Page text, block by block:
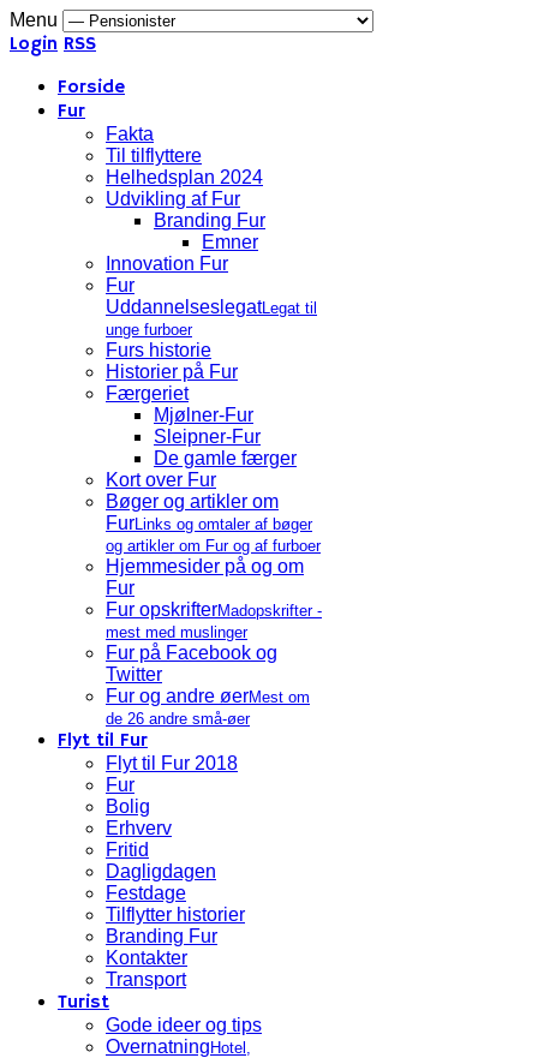
Menu
Login RSS
Forside
Fur
Fakta
Til tilflyttere
Helhedsplan 2024
Udvikling af Fur
Branding Fur
Emner
Innovation Fur
Fur
UddannelseslegatLegat til
unge furboer
Furs historie
Historier på Fur
Færgeriet
Mjølner-Fur
Sleipner-Fur
De gamle færger
Kort over Fur
Bøger og artikler om
FurLinks og omtaler af bøger
og artikler om Fur og af furboer
Hjemmesider på og om
Fur
Fur opskrifterMadopskrifter -
mest med muslinger
Fur på Facebook og
Twitter
Fur og andre øerMest om
de 26 andre små-øer
Flyt til Fur
Flyt til Fur 2018
Fur
Bolig
Erhverv
Fritid
Dagligdagen
Festdage
Tilflytter historier
Branding Fur
Kontakter
Transport
Turist
Gode ideer og tips
Overnatning Hotel,